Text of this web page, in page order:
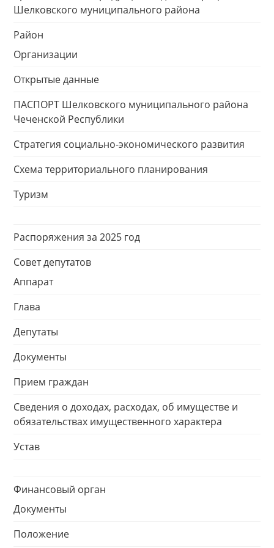
Шелковского муниципального района
Район
Организации
Открытые данные
ПАСПОРТ Шелковского муниципального района
Чеченской Республики
Стратегия социально-экономического развития
Схема территориального планирования
Туризм
Распоряжения за 2025 год
Совет депутатов
Аппарат
Глава
Депутаты
Документы
Прием граждан
Сведения о доходах, расходах, об имуществе и
обязательствах имущественного характера
Устав
Финансовый орган
Документы
Положение